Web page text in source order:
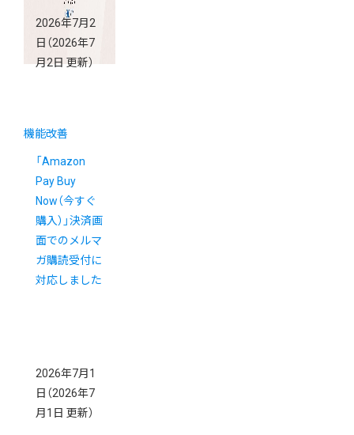
2026年7月2
日 （2026年7
月2日 更新）
機能改善
「Amazon
Pay Buy
Now（今すぐ
購入）」決済画
面でのメルマ
ガ購読受付に
対応しました
2026年7月1
日 （2026年7
月1日 更新）